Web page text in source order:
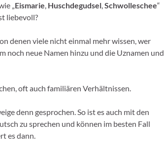
„Eismarie, Huschdegudsel,Schwolleschee“
liebevoll?
denen viele nicht einmal mehr wissen, wer
noch neue Namen hinzu und die Uznamen und
oft auch familiären Verhältnissen.
denn gesprochen. So ist es auch mit den
zu sprechen und können im besten Fall
es dann.